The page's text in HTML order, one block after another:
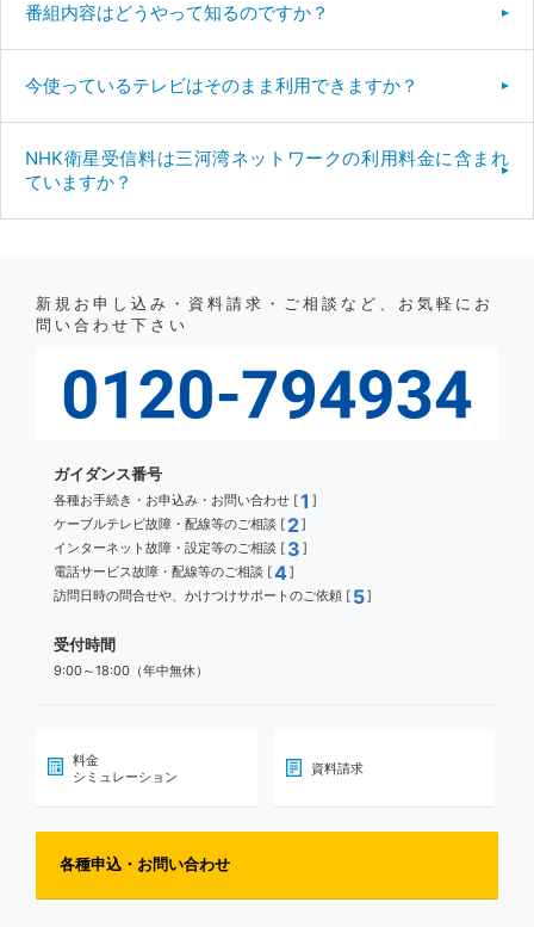
番組内容はどうやって知るのですか？
今使っているテレビはそのまま利用できますか？
NHK衛星受信料は三河湾ネットワークの利用料金に含まれ
ていますか？
新規お申し込み・資料請求・ご相談など、お気軽にお
問い合わせ下さい
ガイダンス番号
各種お手続き・お申込み・お問い合わせ [1 ]
ケーブルテレビ故障・配線等のご相談 [ 2]
インターネット故障・設定等のご相談 [ 3 ]
電話サービス故障・配線等のご相談 [4]
訪問日時の問合せや、かけつけサポートのご依頼 [ 5]
受付時間
9:00～18:00（年中無休）
料金
シミュレーション
資料請求
各種申込・お問い合わせ